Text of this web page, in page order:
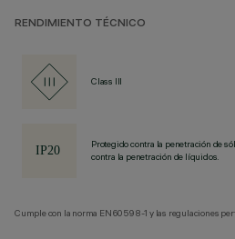
RENDIMIENTO TÉCNICO
Class III
Protegido contra la penetración de
contra la penetración de líquidos.
Cumple con la norma EN60598-1 y las regulaciones